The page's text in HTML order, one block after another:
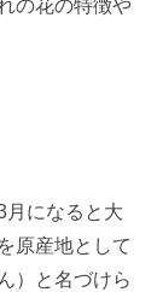
の花の特徴や
月になると大
原産地として
）と名づけら